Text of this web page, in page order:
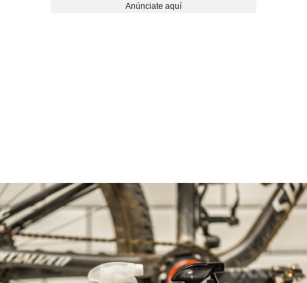
Anúnciate aquí